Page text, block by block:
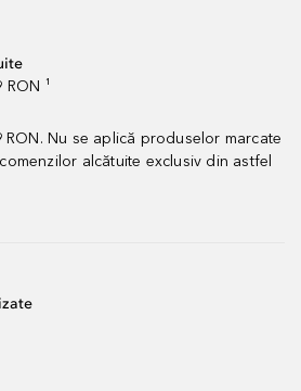
¹
RON. Nu se aplică produselor marcate
alcătuite exclusiv din astfel